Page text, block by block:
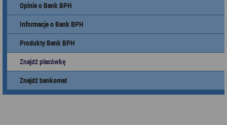
Opinie o Bank BPH
Informacje o Bank BPH
Produkty Bank BPH
Znajdź placówkę
Znajdź bankomat